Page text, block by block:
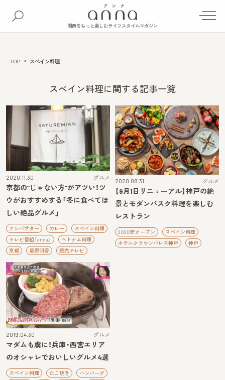
関西をもっと楽しむライフスタイルマガジン
TOP スペイン料理
スペイン料理に関する記事一覧
2020.11.30 グルメ
京都の“じゃない方”がアツい！ツ
ウがおすすめする「冬に食べてほ
しい絶品グルメ」
アンバサダー カレー
スペイン料理
テレビ番組『anna』
ベトナム料理
京都
星野明香 読売テレビ
2020.08.31 グルメ
【9月1日リニューアル】神戸の絶
景とモダンバスク料理を楽しむ
レストラン
2020年オープン
スペイン料理
ホテルクラウンパレス神戸
神戸
2019.04.30 グルメ
マダムも虜に！兵庫・西宮エリア
のオシャレでおいしいグルメ4選
スペイン料理 たこ焼き
ハンバーグ